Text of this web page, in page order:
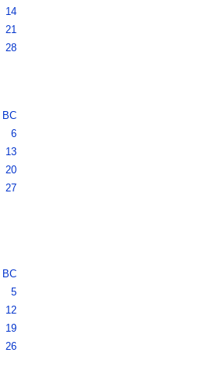
14
21
28
ВС
6
13
20
27
ВС
5
12
19
26